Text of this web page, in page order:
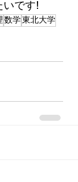
いです!
数学 東北大学